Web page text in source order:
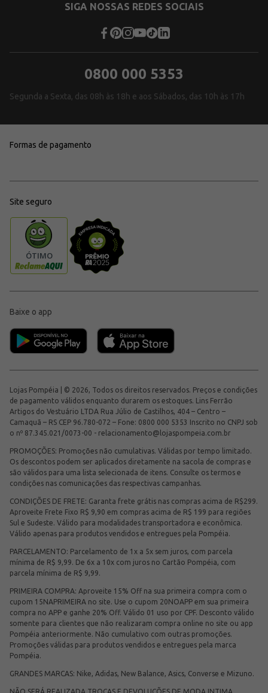
SIGA NOSSAS REDES SOCIAIS
0800 000 5353
Segunda a Sexta, das 08h às 18h e aos Sábados, das 10h às 17h
Formas de pagamento
Site seguro
Baixe o app
Lojas Pompéia | © 2026, Todos os direitos reservados. Preços e condições
de pagamento válidos enquanto durarem os estoques. Lins Ferrão
Artigos do Vestuário LTDA Rua Júlio de Castilhos, 404 – Centro –
Camaquã – RS CEP 96.780-072 – Fone: 0800 000 5353 Inscrito no CNPJ sob
o nº 87.345.021/0073-00 - relacionamento@lojaspompeia.com.br
PROMOÇÕES: Promoções não cumulativas. Válidas por tempo limitado.
Os descontos podem ser aplicados diretamente na sacola de compras e
são válidos para uma lista selecionada de itens. Consulte os termos e
condições nas comunicações das respectivas campanhas.
CONDIÇÕES DE FRETE: Garanta frete grátis nas compras acima de R$299.
Aproveite Frete Fixo R$ 9,90 em compras acima de R$ 199 para regiões
Sul e Sudeste. Válido para modalidades transportadora e econômica.
Válido apenas para produtos vendidos e entregues pela Pompéia.
PARCELAMENTO: Parcelamento de 1x a 5x sem juros, com parcela
mínima de R$ 9,99. De 6x a 10x com juros no Cartão Pompéia, com
parcela mínima de R$ 9,99.
PRIMEIRA COMPRA: Aproveite 15% Off na sua primeira compra com o
cupom 15NAPRIMEIRA no site. Use o cupom 20NOAPP em sua primeira
compra no APP e ganhe 20% Off. Válido 01 uso por CPF. Desconto válido
somente para clientes que não realizaram compra online no site ou app
Pompéia anteriormente. Não cumulativo com outras promoções.
Promoções válidas para produtos vendidos e entregues pela marca
Pompéia.
GRANDES MARCAS: Nike, Adidas, New Balance, Asics, Converse e Mizuno.